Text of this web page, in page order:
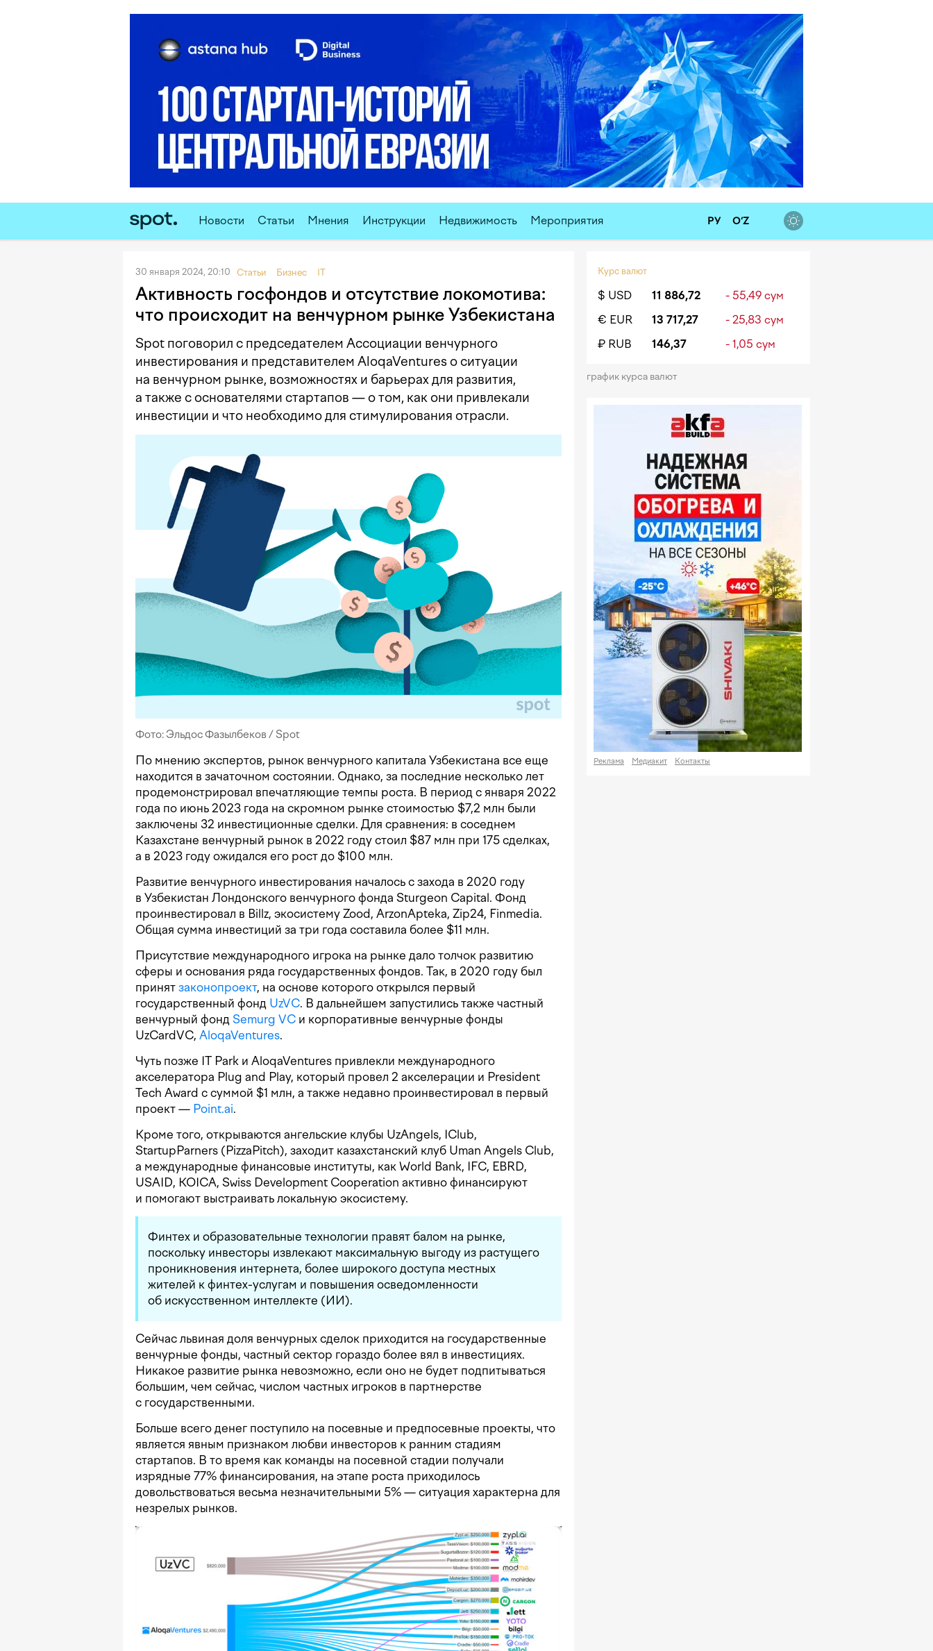
Новости Статьи Мнения Инструкции Недвижимость Мероприятия РУ O‘Z
30 января 2024, 20:10 Статьи Бизнес IT
Активность госфондов и отсутствие локомотива:
что происходит на венчурном рынке Узбекистана
Spot поговорил с председателем Ассоциации венчурного
инвестирования и представителем AloqaVentures о ситуации
на венчурном рынке, возможностях и барьерах для развития,
а также с основателями стартапов — о том, как они привлекали
инвестиции и что необходимо для стимулирования отрасли.
Фото: Эльдос Фазылбеков / Spot
По мнению экспертов, рынок венчурного капитала Узбекистана все еще
находится в зачаточном состоянии. Однако, за последние несколько лет
продемонстрировал впечатляющие темпы роста. В период с января 2022
года по июнь 2023 года на скромном рынке стоимостью $7,2 млн были
заключены 32 инвестиционные сделки. Для сравнения: в соседнем
Казахстане венчурный рынок в 2022 году стоил $87 млн при 175 сделках,
а в 2023 году ожидался его рост до $100 млн.
Развитие венчурного инвестирования началось с захода в 2020 году
в Узбекистан Лондонского венчурного фонда Sturgeon Capital. Фонд
проинвестировал в Billz, экосистему Zood, ArzonApteka, Zip24, Finmedia.
Общая сумма инвестиций за три года составила более $11 млн.
Присутствие международного игрока на рынке дало толчок развитию
сферы и основания ряда государственных фондов. Так, в 2020 году был
принят законопроект, на основе которого открылся первый
государственный фонд UzVC. В дальнейшем запустились также частный
венчурный фонд Sеmurg VC и корпоративные венчурные фонды
UzCardVC, AloqaVentures.
Чуть позже IT Park и AloqaVentures привлекли международного
акселератора Plug and Play, который провел 2 акселерации и President
Tech Award с суммой $1 млн, а также недавно проинвестировал в первый
проект — Point.ai.
Кроме того, открываются ангельские клубы UzAngels, IClub,
StartupParners (PizzaPitch), заходит казахстанский клуб Uman Angels Club,
а международные финансовые институты, как World Bank, IFC, EBRD,
USAID, KOICA, Swiss Development Cooperation активно финансируют
и помогают выстраивать локальную экосистему.
Финтех и образовательные технологии правят балом на рынке,
поскольку инвесторы извлекают максимальную выгоду из растущего
проникновения интернета, более широкого доступа местных
жителей к финтех-услугам и повышения осведомленности
об искусственном интеллекте (ИИ).
Сейчас львиная доля венчурных сделок приходится на государственные
венчурные фонды, частный сектор гораздо более вял в инвестициях.
Никакое развитие рынка невозможно, если оно не будет подпитываться
большим, чем сейчас, числом частных игроков в партнерстве
с государственными.
Больше всего денег поступило на посевные и предпосевные проекты, что
является явным признаком любви инвесторов к ранним стадиям
стартапов. В то время как команды на посевной стадии получали
изрядные 77% финансирования, на этапе роста приходилось
довольствоваться весьма незначительными 5% — ситуация характерна для
незрелых рынков.
Курс валют
$ USD 11 886,72
- 55,49 сум
€ EUR
13 717,27
- 25,83 сум
₽ RUB
146,37 - 1,05 сум
график курса валют
Реклама Медиакит Контакты